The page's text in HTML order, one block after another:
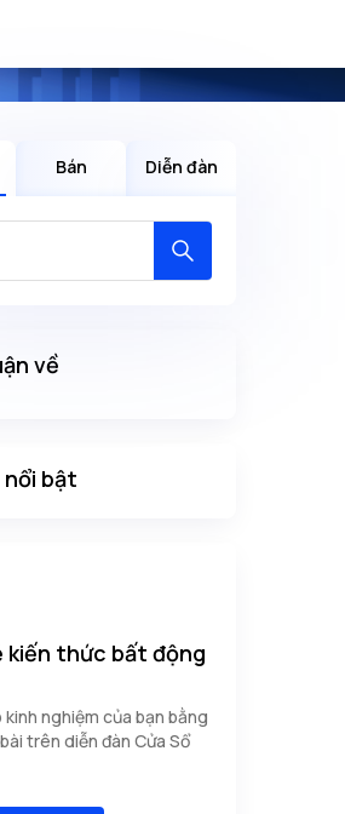
Bán Diễn đàn
về
nổi bật
kiến thức bất động
nghiệm của bạn bằng
trên diễn đàn Cửa Sổ